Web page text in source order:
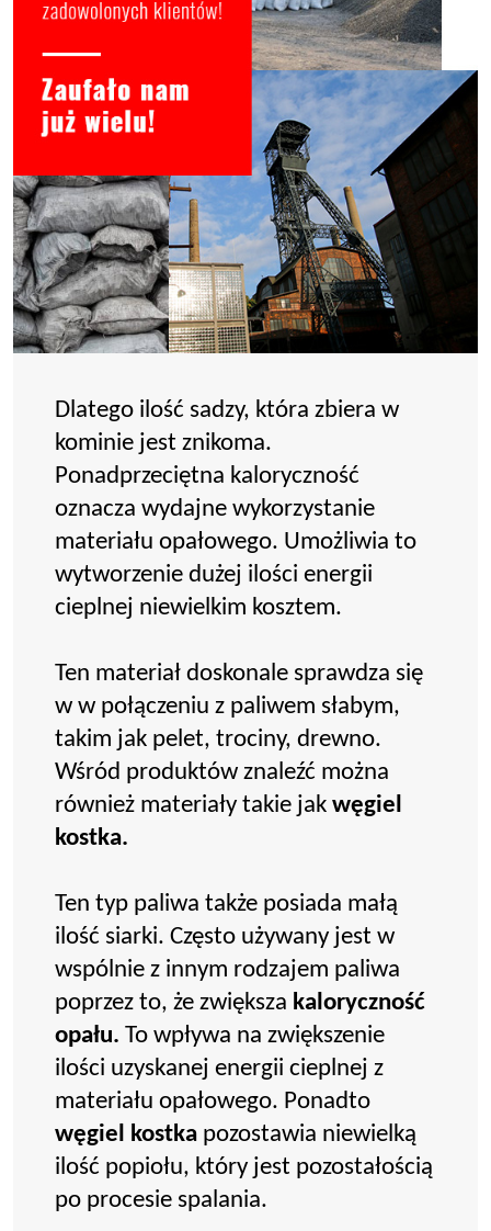
Dlatego ilość sadzy, która zbiera w
kominie jest znikoma.
Ponadprzeciętna kaloryczność
oznacza wydajne wykorzystanie
materiału opałowego. Umożliwia to
wytworzenie dużej ilości energii
cieplnej niewielkim kosztem.
Ten materiał doskonale sprawdza się
w w połączeniu z paliwem słabym,
takim jak pelet, trociny, drewno.
Wśród produktów znaleźć można
również materiały takie jak węgiel
kostka.
Ten typ paliwa także posiada małą
ilość siarki. Często używany jest w
wspólnie z innym rodzajem paliwa
poprzez to, że zwiększa kaloryczność
opału. To wpływa na zwiększenie
ilości uzyskanej energii cieplnej z
materiału opałowego. Ponadto
węgiel kostka pozostawia niewielką
ilość popiołu, który jest pozostałością
po procesie spalania.